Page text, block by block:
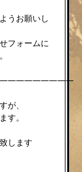
うお願いし
フォームに
が、
す。
します